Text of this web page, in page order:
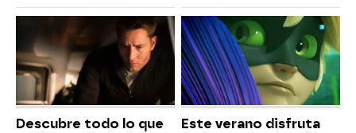
Descubre todo lo que
Este verano disfruta